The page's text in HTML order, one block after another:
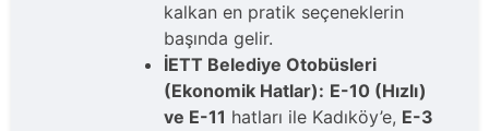
kalkan en pratik seçeneklerin
başında gelir.
İETT Belediye Otobüsleri
(Ekonomik Hatlar): E-10 (Hızlı)
ve E-11 hatları ile Kadıköy’e, E-3